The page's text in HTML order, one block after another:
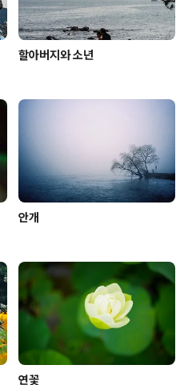
할아버지와 소년
안개
연꽃